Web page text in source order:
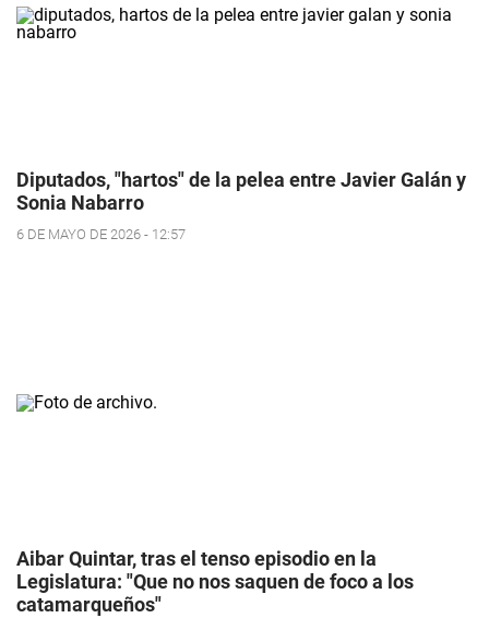
Diputados, "hartos" de la pelea entre Javier Galán y
Sonia Nabarro
6 DE MAYO DE 2026 - 12:57
Aibar Quintar, tras el tenso episodio en la
Legislatura: "Que no nos saquen de foco a los
catamarqueños"